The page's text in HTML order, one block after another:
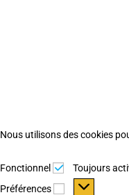
Nous utilisons des cookies
Fonctionnel Fonctionnel
Toujours
Préférences
Préférences